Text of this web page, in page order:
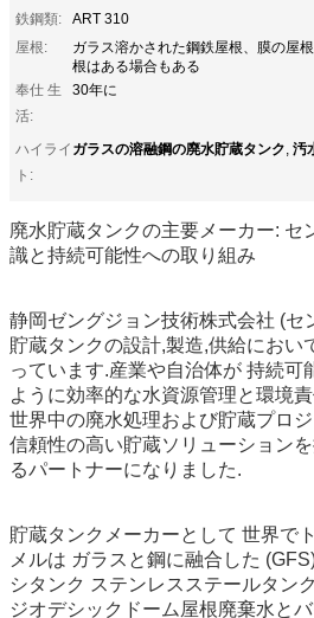
鉄鋼類:
ART 310
屋根:
ガラス溶かされた鋼鉄屋根、膜の屋
根はある場合もある
奉仕 生
活:
30年に
ハイライ
ト:
ガラスの溶融鋼の廃水貯蔵タンク, 汚
廃水貯蔵タンクの主要メーカー: セ
識と持続可能性への取り組み
静岡ゼングジョン技術株式会社 (セ
貯蔵タンクの設計,製造,供給におい
っています.産業や自治体が 持続可
ように効率的な水資源管理と環境
世界中の廃水処理および貯蔵プロ
信頼性の高い貯蔵ソリューション
るパートナーになりました.
貯蔵タンクメーカーとして 世界で
メルは ガラスと鋼に融合した
シタンク ステンレスステールタン
ジオデシックドーム屋根廃棄水と